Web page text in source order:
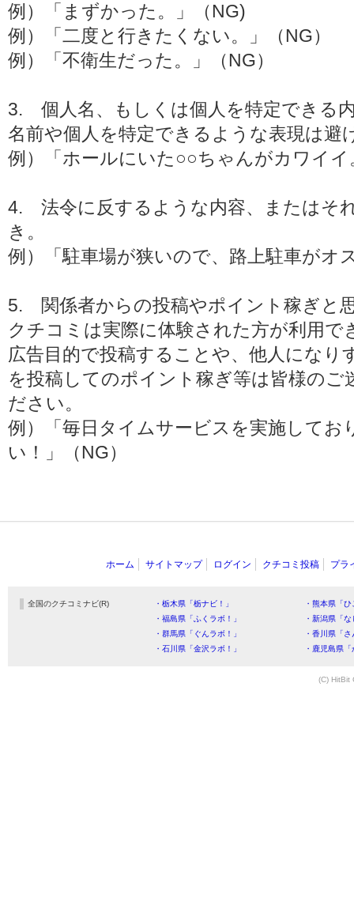
例）「まずかった。」（NG)
例）「二度と行きたくない。」（NG）
例）「不衛生だった。」（NG）
3. 個人名、もしくは個人を特定できる
名前や個人を特定できるような表現は避
例）「ホールにいた○○ちゃんがカワイイ
4. 法令に反するような内容、またはそ
き。
例）「駐車場が狭いので、路上駐車がオ
5. 関係者からの投稿やポイント稼ぎと
クチコミは実際に体験された方が利用
広告目的で投稿することや、他人になり
を投稿してのポイント稼ぎ等は皆様の
ださい。
例）「毎日タイムサービスを実施してお
い！」（NG）
ホーム サイトマップ ログイン クチコミ投稿 プラ
全国のクチコミナビ(R) ・栃木県「栃ナビ！」
・熊本県「
・福島県「ふくラボ！」
・新潟県「
・群馬県「ぐんラボ！」
・香川県「
・石川県「金沢ラボ！」
・鹿児島県
(C) HitBit